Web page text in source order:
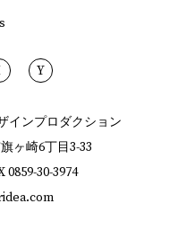
Y
インプロダクション
ヶ崎6丁目3-33
0859-30-3974